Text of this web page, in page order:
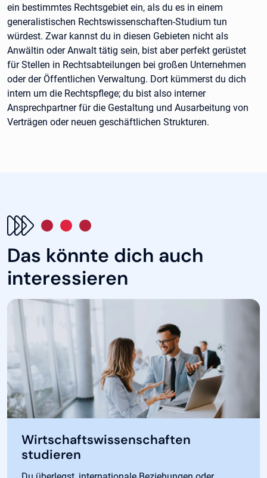
ein bestimmtes Rechtsgebiet ein, als du es in einem
generalistischen Rechtswissenschaften-Studium tun
würdest. Zwar kannst du in diesen Gebieten nicht als
Anwältin oder Anwalt tätig sein, bist aber perfekt gerüstet
für Stellen in Rechtsabteilungen bei großen Unternehmen
oder der Öffentlichen Verwaltung. Dort kümmerst du dich
intern um die Rechtspflege; du bist also interner
Ansprechpartner für die Gestaltung und Ausarbeitung von
Verträgen oder neuen geschäftlichen Strukturen.
Das könnte dich auch
interessieren
Wirtschaftswissenschaften
studieren